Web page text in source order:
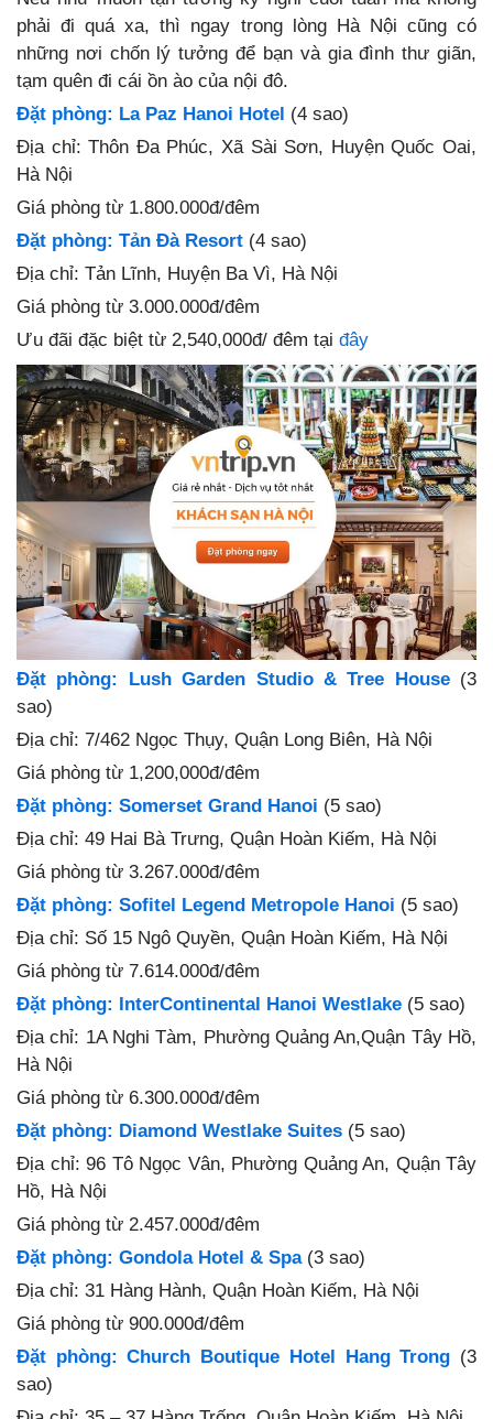
phải đi quá xa, thì ngay trong lòng Hà Nội cũng có
những nơi chốn lý tưởng để bạn và gia đình thư giãn,
tạm quên đi cái ồn ào của nội đô.
Đặt phòng: La Paz Hanoi Hotel (4 sao)
Địa chỉ: Thôn Đa Phúc, Xã Sài Sơn, Huyện Quốc Oai,
Hà Nội
Giá phòng từ 1.800.000đ/đêm
Đặt phòng: Tản Đà Resort (4 sao)
Địa chỉ: Tản Lĩnh, Huyện Ba Vì, Hà Nội
Giá phòng từ 3.000.000đ/đêm
Ưu đãi đặc biệt từ 2,540,000đ/ đêm tại đây
Đặt phòng: Lush Garden Studio & Tree House (3
sao)
Địa chỉ: 7/462 Ngọc Thụy, Quận Long Biên, Hà Nội
Giá phòng từ 1,200,000đ/đêm
Đặt phòng: Somerset Grand Hanoi (5 sao)
Địa chỉ: 49 Hai Bà Trưng, Quận Hoàn Kiếm, Hà Nội
Giá phòng từ 3.267.000đ/đêm
Đặt phòng: Sofitel Legend Metropole Hanoi (5 sao)
Địa chỉ: Số 15 Ngô Quyền, Quận Hoàn Kiếm, Hà Nội
Giá phòng từ 7.614.000đ/đêm
Đặt phòng: InterContinental Hanoi Westlake (5 sao)
Địa chỉ: 1A Nghi Tàm, Phường Quảng An,Quận Tây Hồ,
Hà Nội
Giá phòng từ 6.300.000đ/đêm
Đặt phòng: Diamond Westlake Suites (5 sao)
Địa chỉ: 96 Tô Ngọc Vân, Phường Quảng An, Quận Tây
Hồ, Hà Nội
Giá phòng từ 2.457.000đ/đêm
Đặt phòng: Gondola Hotel & Spa (3 sao)
Địa chỉ: 31 Hàng Hành, Quận Hoàn Kiếm, Hà Nội
Giá phòng từ 900.000đ/đêm
Đặt phòng: Church Boutique Hotel Hang Trong (3
sao)